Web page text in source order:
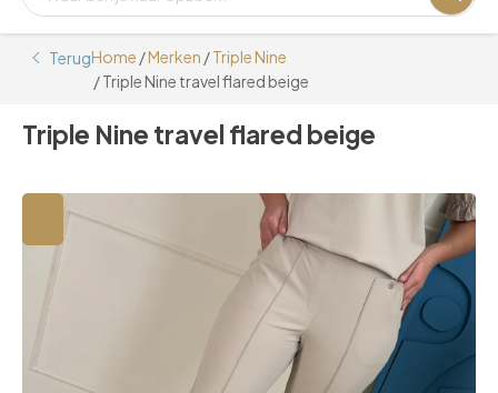
TerugHome /Merken /Triple Nine
/ Triple Nine travel flared beige
Triple Nine travel flared beige